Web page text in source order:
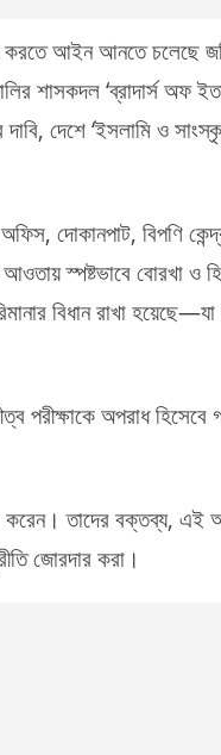
করতে আইন আনতে চলেছে
শাসকদল ‘ব্রাদার্স অফ
দেশে ‘ইসলামি ও
দোকানপাট, বিপণি
স্পষ্টভাবে বোরখা ও
বিধান রাখা হয়েছে—যা
পরীক্ষাকে অপরাধ হিসেবে
করেন। তাদের বক্তব্য, এই
জোরদার করা।